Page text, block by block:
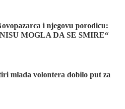
i njegovu porodicu:
MOGLA DA SE SMIRE“
mlada volontera dobilo put za